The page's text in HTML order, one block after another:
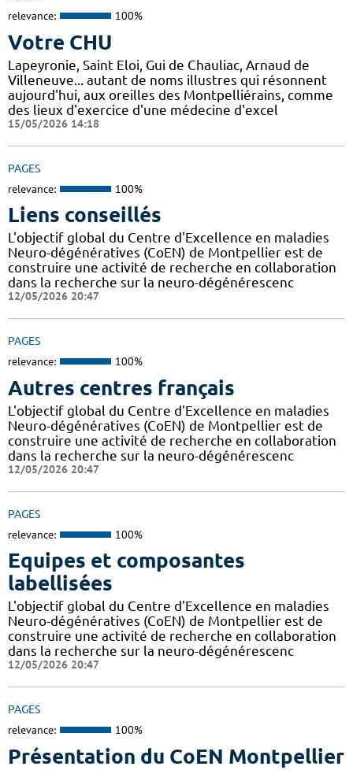
relevance: 100%
Votre CHU
Lapeyronie, Saint Eloi, Gui de Chauliac, Arnaud de
Villeneuve... autant de noms illustres qui résonnent
aujourd'hui, aux oreilles des Montpelliérains, comme
des lieux d'exercice d'une médecine d'excel
15/05/2026 14:18
PAGES
relevance: 100%
Liens conseillés
L'objectif global du Centre d'Excellence en maladies
Neuro-dégénératives (CoEN) de Montpellier est de
construire une activité de recherche en collaboration
dans la recherche sur la neuro-dégénérescenc
12/05/2026 20:47
PAGES
relevance: 100%
Autres centres français
L'objectif global du Centre d'Excellence en maladies
Neuro-dégénératives (CoEN) de Montpellier est de
construire une activité de recherche en collaboration
dans la recherche sur la neuro-dégénérescenc
12/05/2026 20:47
PAGES
relevance: 100%
Equipes et composantes
labellisées
L'objectif global du Centre d'Excellence en maladies
Neuro-dégénératives (CoEN) de Montpellier est de
construire une activité de recherche en collaboration
dans la recherche sur la neuro-dégénérescenc
12/05/2026 20:47
PAGES
relevance: 100%
Présentation du CoEN Montpellier